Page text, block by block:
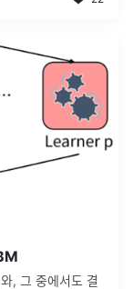
, 그 중에서도 결